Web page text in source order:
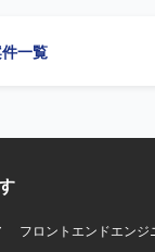
を使用します。
件一覧
フロントエンドエンジ